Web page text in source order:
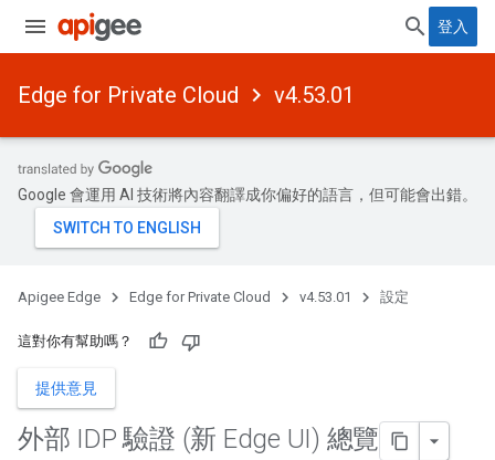
登入
Edge for Private Cloud v4.53.01
Google 會運用 AI 技術將內容翻譯成你偏好的語言，但可能會出錯。
Apigee Edge Edge for Private Cloud v4.53.01 設定
這對你有幫助嗎？
提供意見
外部 IDP 驗證 (新 Edge UI) 總覽